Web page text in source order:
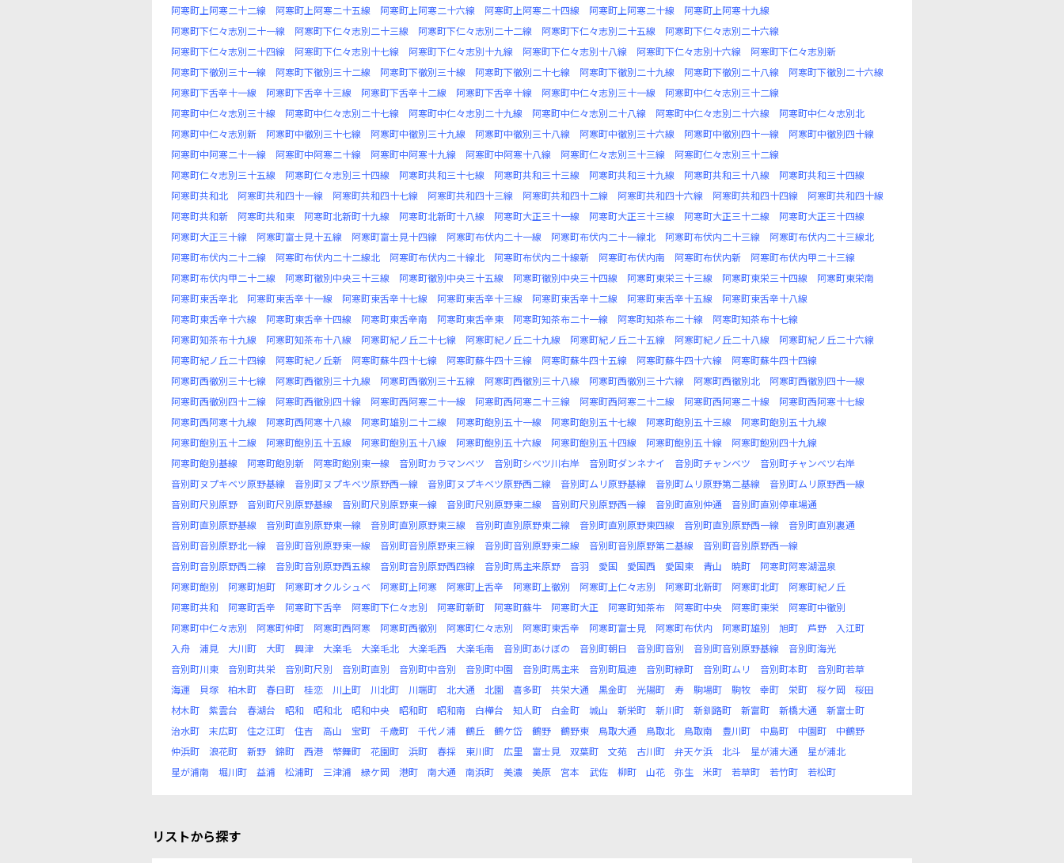
阿寒町上阿寒二十二線
阿寒町上阿寒二十五線 阿寒町上阿寒二十六線 阿寒町上阿寒二十四線 阿寒町上阿寒二十線
阿寒町上阿寒十九線
阿寒町下仁々志別二十一線
阿寒町下仁々志別二十三線 阿寒町下仁々志別二十二線 阿寒町下仁々志別二十五線
阿寒町下仁々志別二十六線
阿寒町下仁々志別二十四線
阿寒町下仁々志別十七線 阿寒町下仁々志別十九線 阿寒町下仁々志別十八線 阿寒町下仁々志別十六線
阿寒町下仁々志別新
阿寒町下徹別三十一線
阿寒町下徹別三十二線 阿寒町下徹別三十線 阿寒町下徹別二十七線 阿寒町下徹別二十九線 阿寒町下徹別二十八線
阿寒町下徹別二十六線
阿寒町下舌辛十一線
阿寒町下舌辛十三線 阿寒町下舌辛十二線 阿寒町下舌辛十線 阿寒町中仁々志別三十一線
阿寒町中仁々志別三十二線
阿寒町中仁々志別三十線
阿寒町中仁々志別二十七線 阿寒町中仁々志別二十九線 阿寒町中仁々志別二十八線 阿寒町中仁々志別二十六線
阿寒町中仁々志別北
阿寒町中仁々志別新
阿寒町中徹別三十七線 阿寒町中徹別三十九線 阿寒町中徹別三十八線 阿寒町中徹別三十六線 阿寒町中徹別四十一線
阿寒町中徹別四十線
阿寒町中阿寒二十一線
阿寒町中阿寒二十線 阿寒町中阿寒十九線 阿寒町中阿寒十八線 阿寒町仁々志別三十三線
阿寒町仁々志別三十二線
阿寒町仁々志別三十五線
阿寒町仁々志別三十四線 阿寒町共和三十七線 阿寒町共和三十三線 阿寒町共和三十九線 阿寒町共和三十八線
阿寒町共和三十四線
阿寒町共和北
阿寒町共和四十一線 阿寒町共和四十七線 阿寒町共和四十三線 阿寒町共和四十二線 阿寒町共和四十六線 阿寒町共和四十四線
阿寒町共和四十線
阿寒町共和新
阿寒町共和東 阿寒町北新町十九線 阿寒町北新町十八線 阿寒町大正三十一線 阿寒町大正三十三線 阿寒町大正三十二線
阿寒町大正三十四線
阿寒町大正三十線
阿寒町富士見十五線 阿寒町富士見十四線 阿寒町布伏内二十一線 阿寒町布伏内二十一線北 阿寒町布伏内二十三線
阿寒町布伏内二十三線北
阿寒町布伏内二十二線
阿寒町布伏内二十二線北 阿寒町布伏内二十線北 阿寒町布伏内二十線新 阿寒町布伏内南 阿寒町布伏内新
阿寒町布伏内甲二十三線
阿寒町布伏内甲二十二線
阿寒町徹別中央三十三線 阿寒町徹別中央三十五線 阿寒町徹別中央三十四線 阿寒町東栄三十三線 阿寒町東栄三十四線
阿寒町東栄南
阿寒町東舌辛北
阿寒町東舌辛十一線 阿寒町東舌辛十七線 阿寒町東舌辛十三線 阿寒町東舌辛十二線 阿寒町東舌辛十五線
阿寒町東舌辛十八線
阿寒町東舌辛十六線
阿寒町東舌辛十四線 阿寒町東舌辛南 阿寒町東舌辛東 阿寒町知茶布二十一線 阿寒町知茶布二十線
阿寒町知茶布十七線
阿寒町知茶布十九線
阿寒町知茶布十八線 阿寒町紀ノ丘二十七線 阿寒町紀ノ丘二十九線 阿寒町紀ノ丘二十五線 阿寒町紀ノ丘二十八線
阿寒町紀ノ丘二十六線
阿寒町紀ノ丘二十四線
阿寒町紀ノ丘新 阿寒町蘇牛四十七線 阿寒町蘇牛四十三線 阿寒町蘇牛四十五線 阿寒町蘇牛四十六線
阿寒町蘇牛四十四線
阿寒町西徹別三十七線
阿寒町西徹別三十九線 阿寒町西徹別三十五線 阿寒町西徹別三十八線 阿寒町西徹別三十六線 阿寒町西徹別北
阿寒町西徹別四十一線
阿寒町西徹別四十二線
阿寒町西徹別四十線 阿寒町西阿寒二十一線 阿寒町西阿寒二十三線 阿寒町西阿寒二十二線 阿寒町西阿寒二十線
阿寒町西阿寒十七線
阿寒町西阿寒十九線
阿寒町西阿寒十八線 阿寒町雄別二十二線 阿寒町飽別五十一線 阿寒町飽別五十七線 阿寒町飽別五十三線
阿寒町飽別五十九線
阿寒町飽別五十二線
阿寒町飽別五十五線 阿寒町飽別五十八線 阿寒町飽別五十六線 阿寒町飽別五十四線 阿寒町飽別五十線
阿寒町飽別四十九線
阿寒町飽別基線
阿寒町飽別新 阿寒町飽別東一線 音別町カラマンベツ 音別町シベツ川右岸 音別町ダンネナイ 音別町チャンベツ
音別町チャンベツ右岸
音別町ヌプキベツ原野基線
音別町ヌプキベツ原野西一線 音別町ヌプキベツ原野西二線 音別町ムリ原野基線 音別町ムリ原野第二基線
音別町ムリ原野西一線
音別町尺別原野
音別町尺別原野基線 音別町尺別原野東一線 音別町尺別原野東二線 音別町尺別原野西一線 音別町直別仲通
音別町直別停車場通
音別町直別原野基線
音別町直別原野東一線 音別町直別原野東三線 音別町直別原野東二線 音別町直別原野東四線 音別町直別原野西一線
音別町直別裏通
音別町音別原野北一線
音別町音別原野東一線 音別町音別原野東三線 音別町音別原野東二線 音別町音別原野第二基線
音別町音別原野西一線
音別町音別原野西二線
音別町音別原野西五線 音別町音別原野西四線 音別町馬主来原野 音羽 愛国 愛国西 愛国東 青山 暁町
阿寒町阿寒湖温泉
阿寒町飽別
阿寒町旭町 阿寒町オクルシュベ 阿寒町上阿寒 阿寒町上舌辛 阿寒町上徹別 阿寒町上仁々志別 阿寒町北新町 阿寒町北町
阿寒町紀ノ丘
阿寒町共和
阿寒町舌辛 阿寒町下舌辛 阿寒町下仁々志別 阿寒町新町 阿寒町蘇牛 阿寒町大正 阿寒町知茶布 阿寒町中央 阿寒町東栄
阿寒町中徹別
阿寒町中仁々志別
阿寒町仲町 阿寒町西阿寒 阿寒町西徹別 阿寒町仁々志別 阿寒町東舌辛 阿寒町富士見 阿寒町布伏内 阿寒町雄別 旭町 芦野
入江町
入舟
浦見 大川町 大町 興津 大楽毛 大楽毛北 大楽毛西 大楽毛南 音別町あけぼの 音別町朝日 音別町音別 音別町音別原野基線
音別町海光
音別町川東
音別町共栄 音別町尺別 音別町直別 音別町中音別 音別町中園 音別町馬主来 音別町風連 音別町緑町 音別町ムリ 音別町本町
音別町若草
海運
貝塚 柏木町 春日町 桂恋 川上町 川北町 川端町 北大通 北園 喜多町 共栄大通 黒金町 光陽町 寿 駒場町 駒牧 幸町 栄町 桜ケ岡
桜田
材木町
紫雲台 春湖台 昭和 昭和北 昭和中央 昭和町 昭和南 白樺台 知人町 白金町 城山 新栄町 新川町 新釧路町 新富町 新橋大通
新富士町
治水町
末広町 住之江町 住吉 高山 宝町 千歳町 千代ノ浦 鶴丘 鶴ケ岱 鶴野 鶴野東 鳥取大通 鳥取北 鳥取南 豊川町 中島町 中園町
中鶴野
仲浜町
浪花町 新野 錦町 西港 幣舞町 花園町 浜町 春採 東川町 広里 富士見 双葉町 文苑 古川町 弁天ケ浜 北斗 星が浦大通
星が浦北
星が浦南
堀川町 益浦 松浦町 三津浦 緑ケ岡 港町 南大通 南浜町 美濃 美原 宮本 武佐 柳町 山花 弥生 米町 若草町 若竹町 若松町
リストから探す